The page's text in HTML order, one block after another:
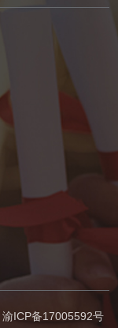
渝ICP备17005592号